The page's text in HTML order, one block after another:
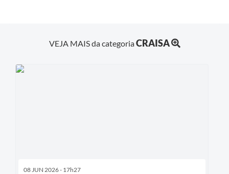
VEJA MAIS da categoriaCRAISA
08 JUN 2026 - 17h27